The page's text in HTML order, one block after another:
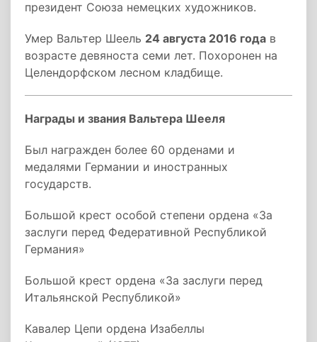
президент Союза немецких художников.
Умер Вальтер Шеель 24 августа 2016 года в
возрасте девяноста семи лет. Похоронен на
Целендорфском лесном кладбище.
Награды и звания Вальтера Шееля
Был награжден более 60 орденами и
медалями Германии и иностранных
государств.
Большой крест особой степени ордена «За
заслуги перед Федеративной Республикой
Германия»
Большой крест ордена «За заслуги перед
Итальянской Республикой»
Кавалер Цепи ордена Изабеллы